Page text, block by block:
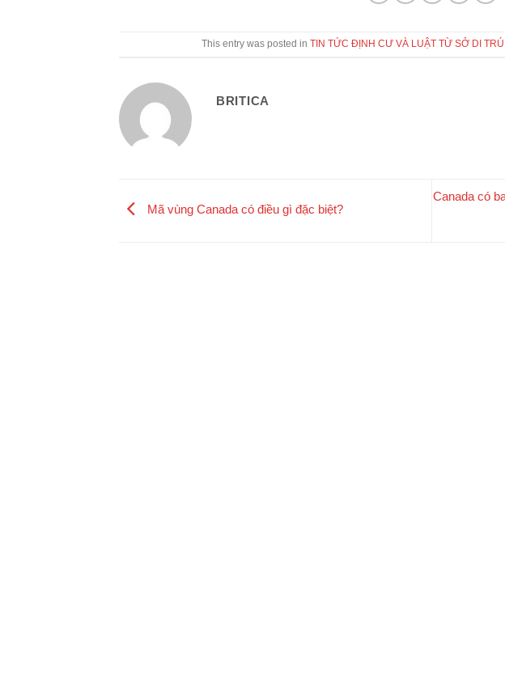
This entry was posted in TIN TỨC ĐỊNH CƯ VÀ LUẬT TỪ SỞ DI
BRITICA
Mã vùng Canada có điều gì đặc biệt?
Canada có